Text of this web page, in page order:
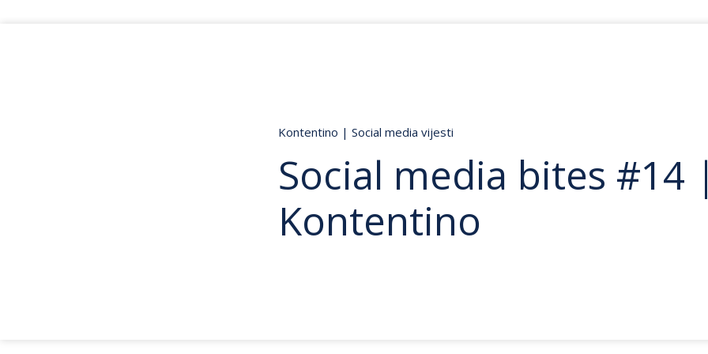
Kontentino | Social media vijesti
Social media bites #14
Kontentino